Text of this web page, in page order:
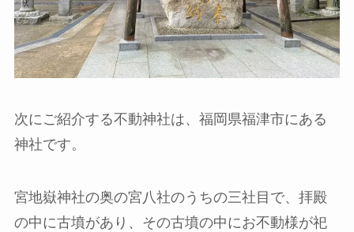
次にご紹介する不動神社は、福岡県福津市にある
神社です。
宮地嶽神社の奥の宮八社のうちの三社目で、拝殿
の中に古墳があり、その古墳の中にお不動様が祀